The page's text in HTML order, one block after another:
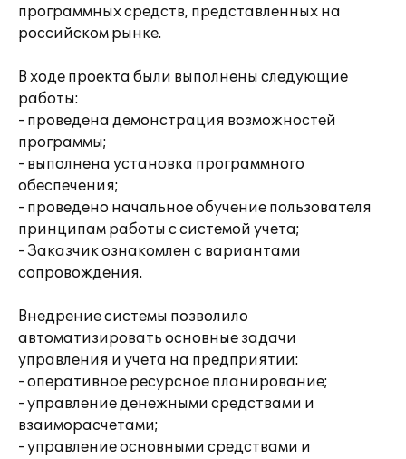
программных средств, представленных на
российском рынке.
В ходе проекта были выполнены следующие
работы:
- проведена демонстрация возможностей
программы;
- выполнена установка программного
обеспечения;
- проведено начальное обучение пользователя
принципам работы с системой учета;
- Заказчик ознакомлен с вариантами
сопровождения.
Внедрение системы позволило
автоматизировать основные задачи
управления и учета на предприятии:
- оперативное ресурсное планирование;
- управление денежными средствами и
взаиморасчетами;
- управление основными средствами и